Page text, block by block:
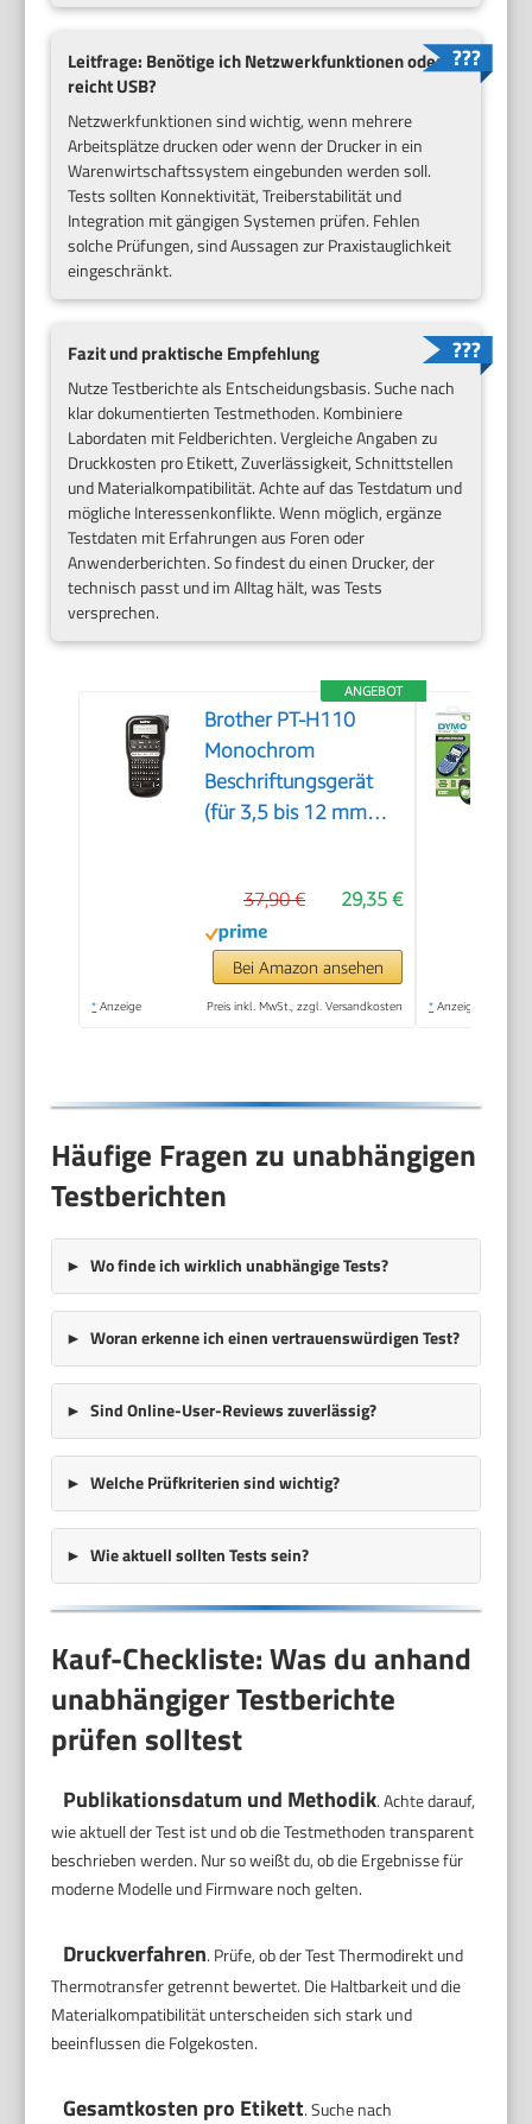
Leitfrage: Benötige ich Netzwerkfunktionen oder
reicht USB?
Netzwerkfunktionen sind wichtig, wenn mehrere
Arbeitsplätze drucken oder wenn der Drucker in ein
Warenwirtschaftssystem eingebunden werden soll.
Tests sollten Konnektivität, Treiberstabilität und
Integration mit gängigen Systemen prüfen. Fehlen
solche Prüfungen, sind Aussagen zur Praxistauglichkeit
eingeschränkt.
Fazit und praktische Empfehlung
Nutze Testberichte als Entscheidungsbasis. Suche nach
klar dokumentierten Testmethoden. Kombiniere
Labordaten mit Feldberichten. Vergleiche Angaben zu
Druckkosten pro Etikett, Zuverlässigkeit, Schnittstellen
und Materialkompatibilität. Achte auf das Testdatum und
mögliche Interessenkonflikte. Wenn möglich, ergänze
Testdaten mit Erfahrungen aus Foren oder
Anwenderberichten. So findest du einen Drucker, der
technisch passt und im Alltag hält, was Tests
versprechen.
ANGEBOT
Brother PT-H110
Monochrom
Beschriftungsgerät
(für 3,5 bis 12 mm
20 mm/Sek.
Druckgeschwindigkeit)
29,35 €
37,90 €
Bei Amazon ansehen
* Anzeige Preis inkl. MwSt., zzgl. Versandkosten * Anzeige
Häufige Fragen zu unabhängigen
Testberichten
Wo finde ich wirklich unabhängige Tests?
Woran erkenne ich einen vertrauenswürdigen Test?
Sind Online-User-Reviews zuverlässig?
Welche Prüfkriterien sind wichtig?
Wie aktuell sollten Tests sein?
Kauf-Checkliste: Was du anhand
unabhängiger Testberichte
prüfen solltest
Publikationsdatum und Methodik. Achte darauf,
wie aktuell der Test ist und ob die Testmethoden transparent
beschrieben werden. Nur so weißt du, ob die Ergebnisse für
moderne Modelle und Firmware noch gelten.
Druckverfahren. Prüfe, ob der Test Thermodirekt und
Thermotransfer getrennt bewertet. Die Haltbarkeit und die
Materialkompatibilität unterscheiden sich stark und
beeinflussen die Folgekosten.
Gesamtkosten pro Etikett. Suche nach